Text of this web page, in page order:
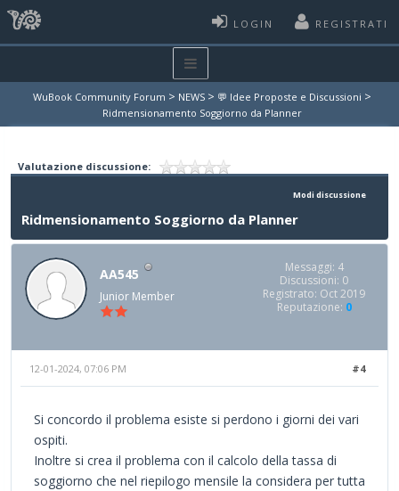
LOGIN REGISTRATI
WuBook Community Forum > NEWS > 💬 Idee Proposte e Discussioni >
Ridmensionamento Soggiorno da Planner
Valutazione discussione:
Modi discussione
Ridmensionamento Soggiorno da Planner
AA545
Junior Member
Messaggi: 4
Discussioni: 0
Registrato: Oct 2019
Reputazione: 0
#4
12-01-2024, 07:06 PM
Si concordo il problema esiste si perdono i giorni dei vari
ospiti.
Inoltre si crea il problema con il calcolo della tassa di
soggiorno che nel riepilogo mensile la considera per tutta